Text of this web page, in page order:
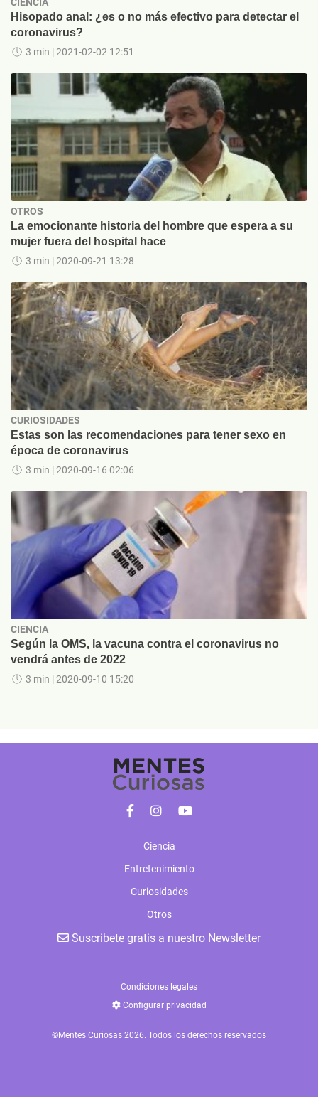
Hisopado anal: ¿es o no más efectivo para detectar el
coronavirus?
3 min | 2021-02-02 12:51
OTROS
La emocionante historia del hombre que espera a su
mujer fuera del hospital hace
3 min | 2020-09-21 13:28
CURIOSIDADES
Estas son las recomendaciones para tener sexo en
época de coronavirus
3 min | 2020-09-16 02:06
CIENCIA
Según la OMS, la vacuna contra el coronavirus no
vendrá antes de 2022
3 min | 2020-09-10 15:20
Ciencia
Entretenimiento
Curiosidades
Otros
Suscribete gratis a nuestro Newsletter
Condiciones legales
Configurar privacidad
©Mentes Curiosas 2026. Todos los derechos reservados